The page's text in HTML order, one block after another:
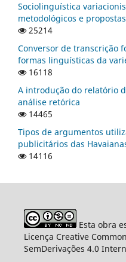
Sociolinguística
metodológicos e
25214
Conversor de transcrição
formas linguísticas da
16118
A introdução do relatório
análise retórica
14465
Tipos de argumentos
publicitários das
14116
Esta obra
Licença Creative
SemDerivações 4.0